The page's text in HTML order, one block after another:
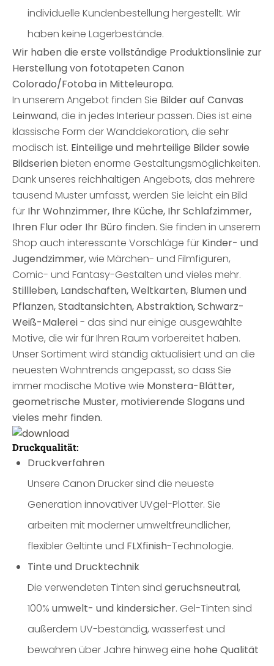
individuelle Kundenbestellung hergestellt. Wir
haben keine Lagerbestände.
Wir haben die erste vollständige Produktionslinie zur
Herstellung von fototapeten Canon
Colorado/Fotoba in Mitteleuropa.
In unserem Angebot finden Sie Bilder auf Canvas
Leinwand, die in jedes Interieur passen. Dies ist eine
klassische Form der Wanddekoration, die sehr
modisch ist. Einteilige und mehrteilige Bilder sowie
Bildserienbieten enorme Gestaltungsmöglichkeiten.
Dank unseres reichhaltigen Angebots, das mehrere
tausend Muster umfasst, werden Sie leicht ein Bild
für Ihr Wohnzimmer, Ihre Küche, Ihr Schlafzimmer,
Ihren Flur oder Ihr Büro finden. Sie finden in unserem
Shop auch interessante Vorschläge für Kinder- und
Jugendzimmer, wie Märchen- und Filmfiguren,
Comic- und Fantasy-Gestalten und vieles mehr.
Stillleben, Landschaften, Weltkarten, Blumen und
Pflanzen, Stadtansichten, Abstraktion, Schwarz-
Weiß-Malerei- das sind nur einige ausgewählte
Motive, die wir für Ihren Raum vorbereitet haben.
Unser Sortiment wird ständig aktualisiert und an die
neuesten Wohntrends angepasst, so dass Sie
immer modische Motive wie Monstera-Blätter,
geometrische Muster, motivierende Slogans und
vieles mehr finden.
Druckqualität:
Druckverfahren
Unsere Canon Drucker sind die neueste
Generation innovativer UVgel-Plotter. Sie
arbeiten mit moderner umweltfreundlicher,
flexibler Geltinte und FLXfinish-Technologie.
Tinte und Drucktechnik
Die verwendeten Tinten sind geruchsneutral,
100% umwelt- und kindersicher. Gel-Tinten sind
außerdem UV-beständig, wasserfest und
bewahren über Jahre hinweg eine hohe Qualität